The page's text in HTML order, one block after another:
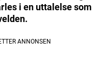
i en uttalelse som